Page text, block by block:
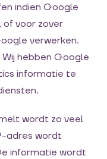
indien Google
voor zover
verwerken.
hebben Google
informatie te
wordt zo veel
adres wordt
informatie wordt